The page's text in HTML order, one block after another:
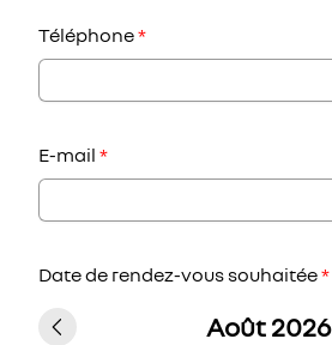
Téléphone*
E-mail *
Date de rendez-vous souhaitée*
Août 2026